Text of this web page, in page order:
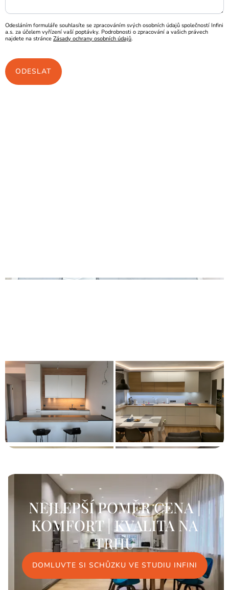
Odesláním formuláře souhlasíte se zpracováním svých osobních údajů společností Infini
a.s. za účelem vyřízení vaší poptávky. Podrobnosti o zpracování a vašich právech
najdete na stránce Zásady ochrany osobních údajů.
NEJLEPŠÍ POMĚR CENA |
KOMFORT | KVALITA NA
TRHU
DOMLUVTE SI SCHŮZKU VE STUDIU INFINI